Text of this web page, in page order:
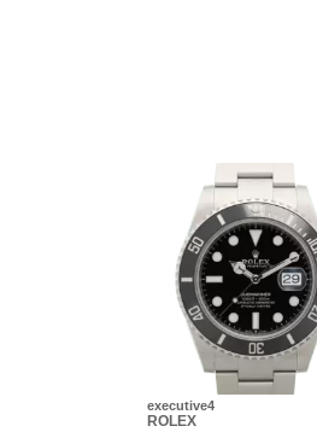
executive4
ROLEX